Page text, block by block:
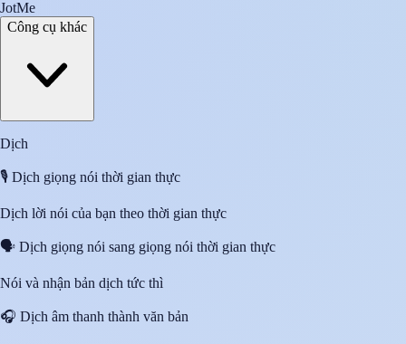
JotMe
Công cụ khác
Dịch
🎙️ Dịch giọng nói thời gian thực
Dịch lời nói của bạn theo thời gian thực
🗣️ Dịch giọng nói sang giọng nói thời gian thực
Nói và nhận bản dịch tức thì
🎧 Dịch âm thanh thành văn bản